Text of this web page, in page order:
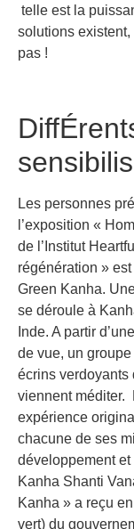
telle est la
solutions
pas !
Les personnes
l’exposition «
de l’Institut
régénération »
Green Kanha.
se déroule à
Inde. A partir
de vue, un
écrins
viennent méditer.
expérience
chacune de ses
développement
Kanha Shanti
Kanha » a reçu
vert) du